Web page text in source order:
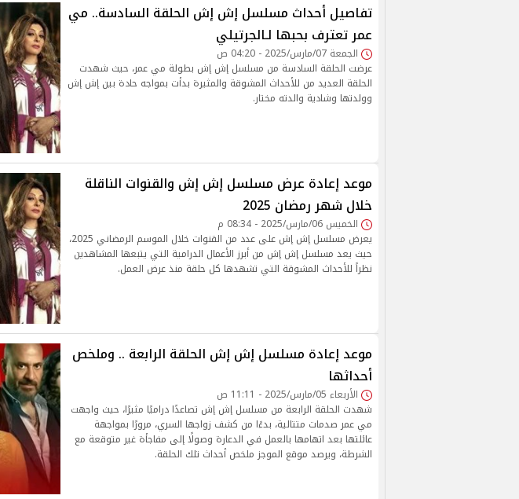
تفاصيل أحداث مسلسل إش إش الحلقة السادسة.. مي
عمر تعترف بحبها لـالجرتيلي
الجمعة 07/مارس/2025 - 04:20 ص
عرضت الحلقة السادسة من مسلسل إش إش بطولة مي عمر، حيث شهدت
الحلقة العديد من للأحداث المشوقة والمثيرة بدأت بمواجه حادة بين إش إش
وولدتها وشادية والدته مختار.
موعد إعادة عرض مسلسل إش إش والقنوات الناقلة
خلال شهر رمضان 2025
الخميس 06/مارس/2025 - 08:34 م
يعرض مسلسل إش إش على عدد من القنوات خلال الموسم الرمضاني 2025،
حيث يعد مسلسل إش إش من أبرز الأعمال الدرامية التي يتبعها المشاهدين
نظراً للأحداث المشوقة التي تشهدها كل حلقة منذ عرض العمل.
موعد إعادة مسلسل إش إش الحلقة الرابعة .. وملخص
أحداثها
الأربعاء 05/مارس/2025 - 11:11 ص
شهدت الحلقة الرابعة من مسلسل إش إش تصاعدًا دراميًا مثيرًا، حيث واجهت
مي عمر صدمات متتالية، بدءًا من كشف زواجها السري، مرورًا بمواجهة
عائلتها بعد اتهامها بالعمل في الدعارة وصولًا إلى مفاجأة غير متوقعة مع
الشرطة، ويرصد موقع الموجز ملخص أحداث تلك الحلقة.